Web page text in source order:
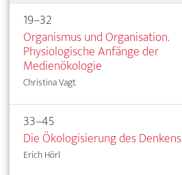
19–32
Organismus und Organisation.
Physiologische Anfänge der
Medienökologie
Christina Vagt
33–45
Die Ökologisierung des Denkens
Erich Hörl